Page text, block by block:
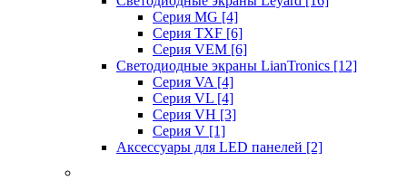
Серия MG [4]
Серия TXF [6]
Серия VEM [6]
Светодиодные экраны LianTronics [12]
Серия VA [4]
Серия VL [4]
Серия VH [3]
Серия V [1]
Аксессуары для LED панелей [2]